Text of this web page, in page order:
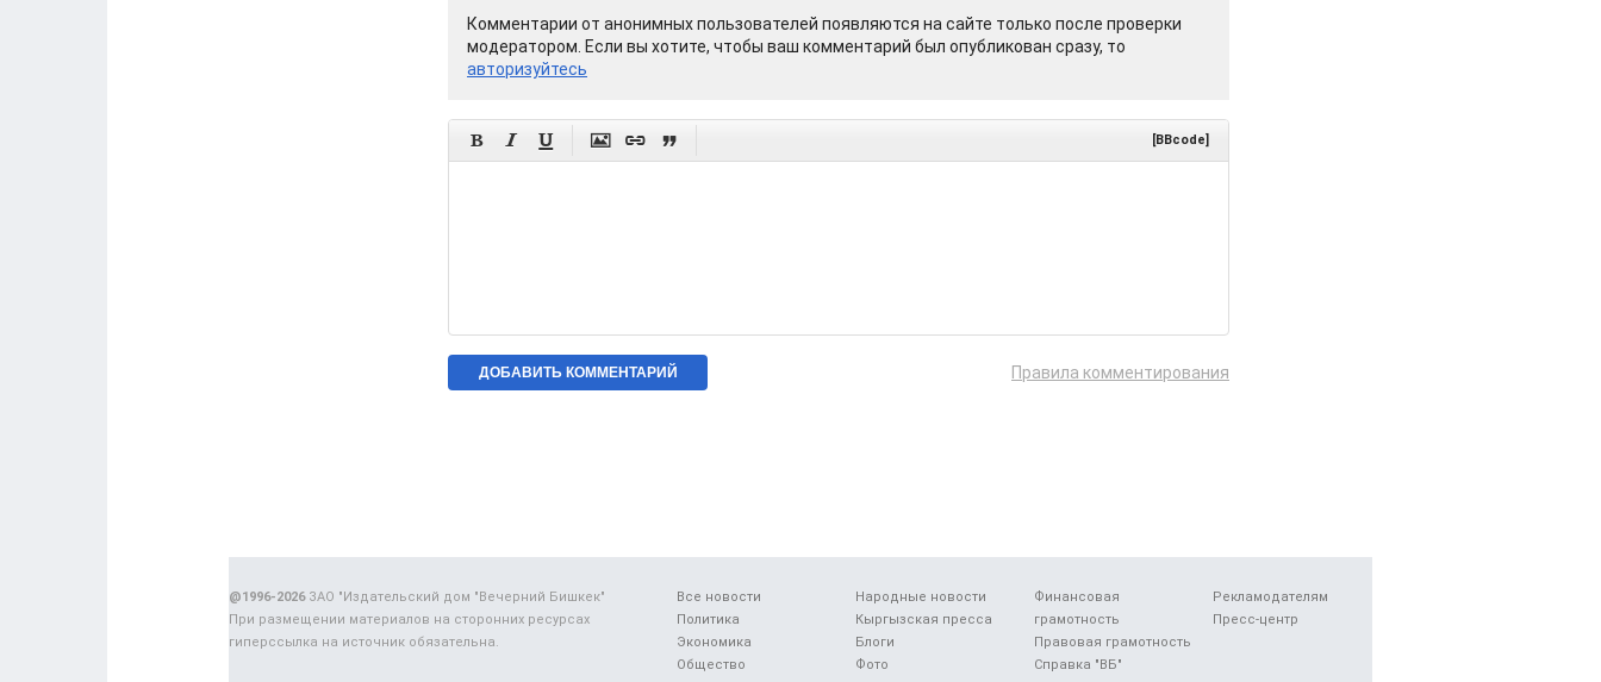
Комментарии от анонимных пользователей появляются на сайте только после проверки
модератором. Если вы хотите, чтобы ваш комментарий был опубликован сразу, то
авторизуйтесь
      [BBcode]
Правила комментирования
Все новости
Политика
Экономика
Общество
Народные новости
Кыргызская пресса
Блоги
Фото
Финансовая
грамотность
Правовая грамотность
Справка "ВБ"
Рекламодателям
Пресс-центр
@1996-2026ЗАО "Издательский дом "Вечерний Бишкек"
При размещении материалов на сторонних ресурсах
гиперссылка на источник обязательна.